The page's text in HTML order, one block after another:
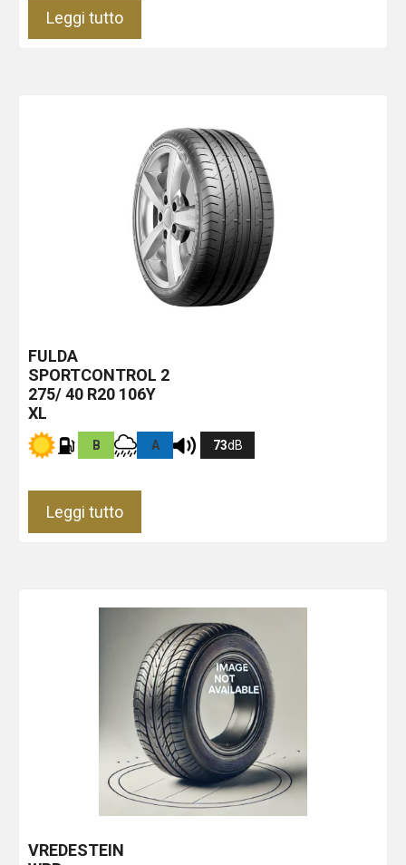
Leggi tutto
FULDA
SPORTCONTROL 2
275/ 40 R20 106Y
XL
B A 73dB
Leggi tutto
VREDESTEIN